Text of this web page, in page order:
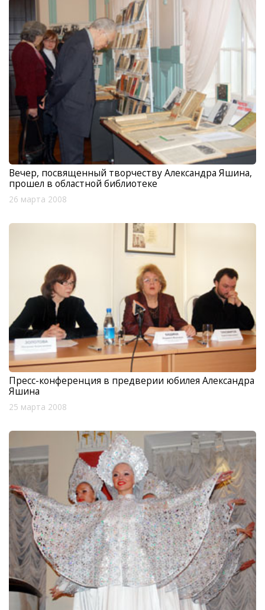
Вечер, посвященный творчеству Александра Яшина,
прошел в областной библиотеке
26 марта 2008
Пресс-конференция в предверии юбилея Александра
Яшина
25 марта 2008